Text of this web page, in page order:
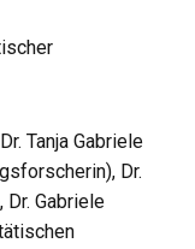
Tanja Gabriele
Dr.
Gabriele